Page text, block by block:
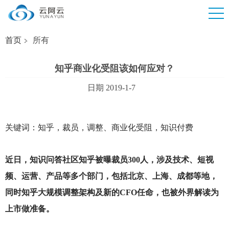
首页 所有
知乎商业化受阻该如何应对？
日期 2019-1-7
关键词：知乎，裁员，调整、商业化受阻，知识付费
近日，知识问答社区知乎被曝裁员300人，涉及技术、短视
频、运营、产品等多个部门，包括北京、上海、成都等地，
同时知乎大规模调整架构及新的CFO任命，也被外界解读为
上市做准备。